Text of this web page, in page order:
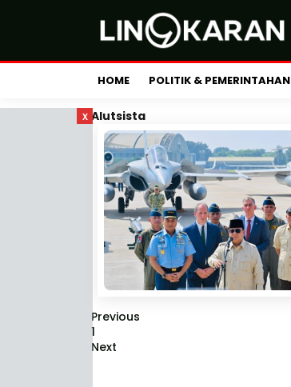
HOME POLITIK & PEMERINTAHAN
x Alutsista
Previous
1
Next